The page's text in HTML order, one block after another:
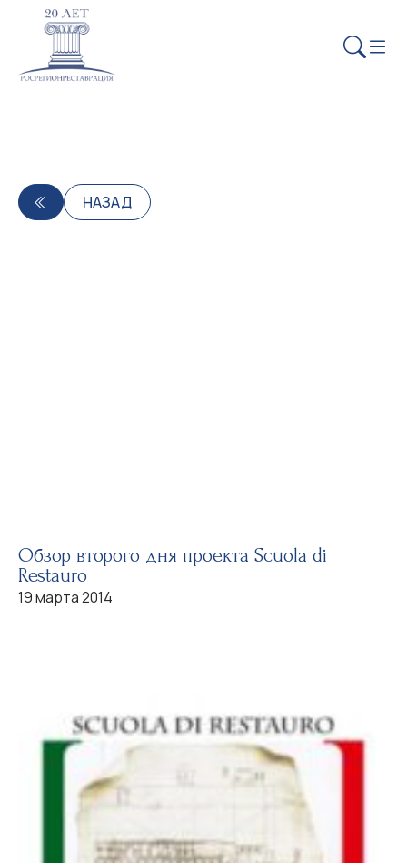
НАЗАД
Обзор второго дня проекта Scuola di
Restauro
19 марта 2014